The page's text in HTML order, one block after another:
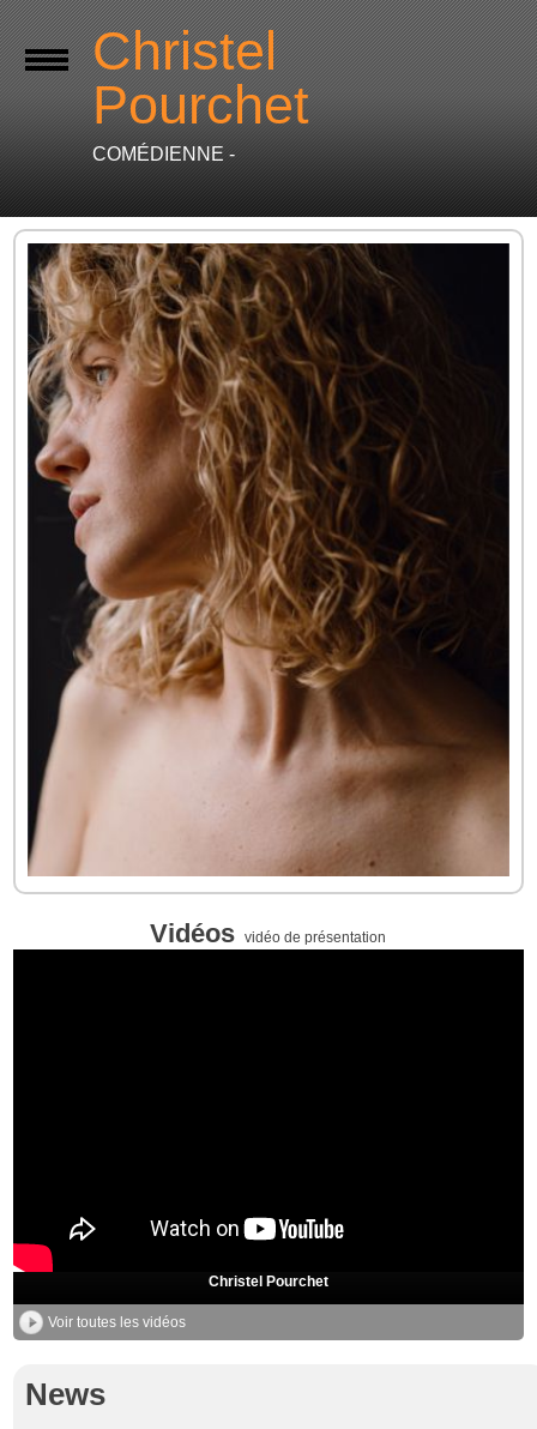
Christel
Pourchet
COMÉDIENNE -
Vidéos vidéo de présentation
Christel Pourchet
Voir toutes les vidéos
News